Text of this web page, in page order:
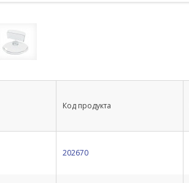
Код продукта
202670